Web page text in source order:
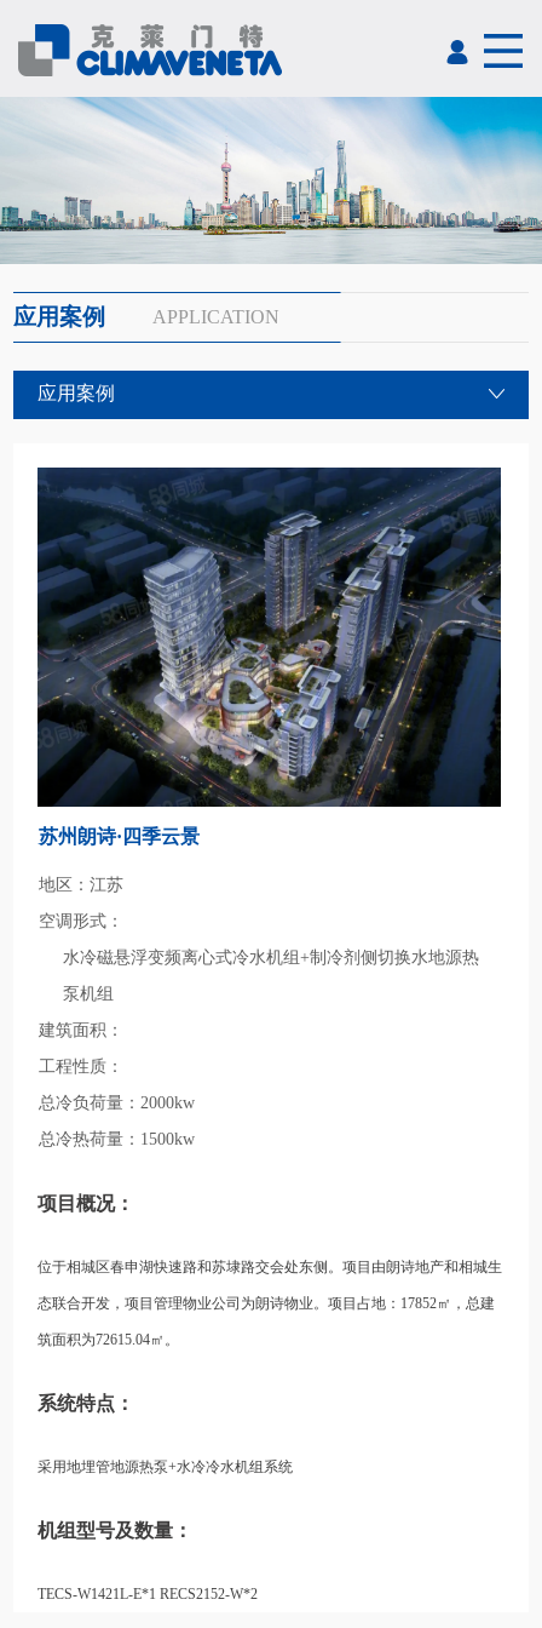
应用案例 APPLICATION
应用案例
苏州朗诗·四季云景
地区：江苏
空调形式：
水冷磁悬浮变频离心式冷水机组+制冷剂侧切换水地源热
泵机组
建筑面积：
工程性质：
总冷负荷量：2000kw
总冷热荷量：1500kw
项目概况：
位于相城区春申湖快速路和苏埭路交会处东侧。项目由朗诗地产和相城生
态联合开发，项目管理物业公司为朗诗物业。项目占地：17852㎡，总建
筑面积为72615.04㎡。
系统特点：
采用地埋管地源热泵+水冷冷水机组系统
机组型号及数量：
TECS-W1421L-E*1 RECS2152-W*2